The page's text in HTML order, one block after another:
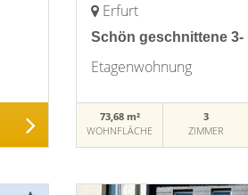
Erfurt
Schön geschnittene 3-
Etagenwohnung
73,68 m²
WOHNFLÄCHE
3
ZIMMER